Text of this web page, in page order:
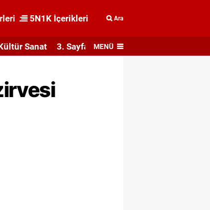
5N1K İçerikleri Ara
Sanat 3. Sayfa MENÜ